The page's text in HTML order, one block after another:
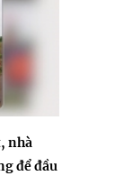
nhà
để đầu